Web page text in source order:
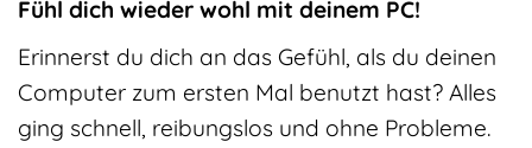
Fühl dich wieder wohl mit deinem PC!
Erinnerst du dich an das Gefühl, als du deinen
Computer zum ersten Mal benutzt hast? Alles
ging schnell, reibungslos und ohne Probleme.